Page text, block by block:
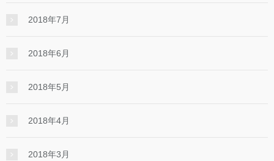
2018年7月
2018年6月
2018年5月
2018年4月
2018年3月